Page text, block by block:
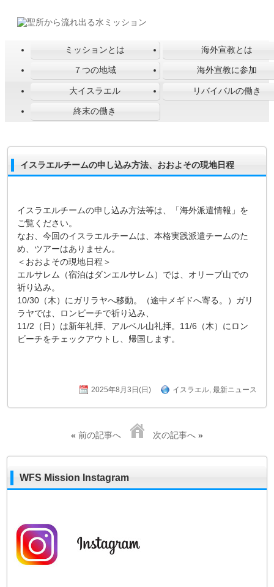
ミッションとは 海外宣教とは
７つの地域 海外宣教に参加
大イスラエル リバイバルの働き
終末の働き
イスラエルチームの申し込み方法、おおよその現地日程
イスラエルチームの申し込み方法等は、「海外派遣情報」を
ご覧ください。
なお、今回のイスラエルチームは、本格実践派遣チームのた
め、ツアーはありません。
＜おおよその現地日程＞
エルサレム（宿泊はダンエルサレム）では、オリーブ山での
祈り込み。
10/30（木）にガリラヤへ移動。（途中メギドへ寄る。）ガリ
ラヤでは、ロンビーチで祈り込み、
11/2（日）は新年礼拝、アルベル山礼拝。11/6（木）にロン
ビーチをチェックアウトし、帰国します。
2025年8月3日(日) イスラエル, 最新ニュース
« 前の記事へ 次の記事へ»
WFS Mission Instagram